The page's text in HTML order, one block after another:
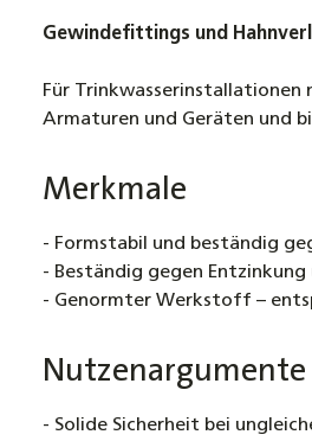
Gewindefittings und
Für Trinkwasserinstallationen
Armaturen und Geräten und
Merkmale
- Formstabil und beständig
- Beständig gegen Entzinkung
- Genormter Werkstoff –
Nutzenargumente
- Solide Sicherheit bei